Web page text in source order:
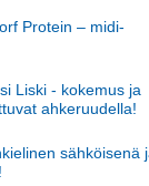
Protein – midi-
Liski - kokemus ja
ahkeruudella!
sähköisenä